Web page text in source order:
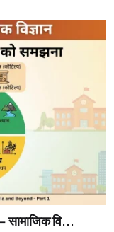
सामाजिक वि...